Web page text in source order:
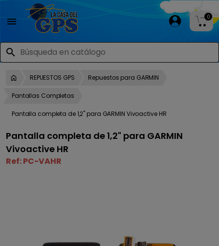

search
0
REPUESTOS GPS Repuestos para GARMIN
Pantallas Completas
Pantalla completa de 1,2" para GARMIN Vivoactive HR
Pantalla completa de 1,2" para GARMIN
Vivoactive HR
Ref:PC-VAHR